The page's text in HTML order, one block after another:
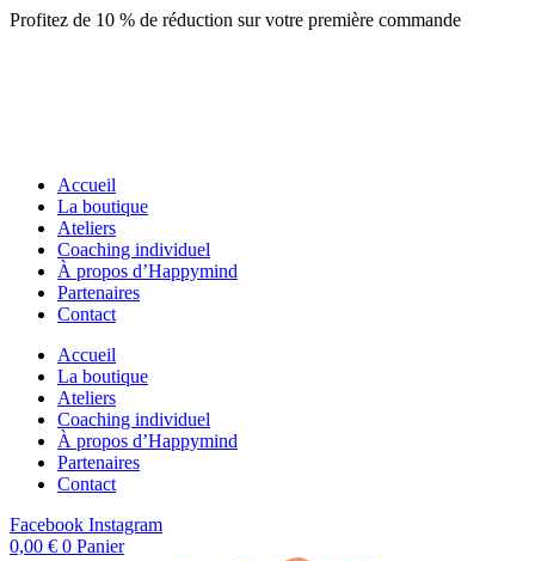
Aller
Profitez de 10 % de réduction sur votre première commande
Accueil
La boutique
Ateliers
Coaching individuel
À propos d’Happymind
Partenaires
Contact
Accueil
La boutique
Ateliers
Coaching individuel
À propos d’Happymind
Partenaires
Contact
Facebook Instagram
0,00 € 0 Panier